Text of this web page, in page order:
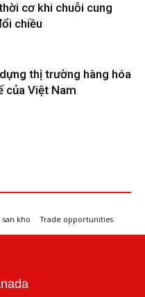
cơ khi chuỗi cung
chiều
thị trường hàng hóa
của Việt Nam
san kho Trade opportunities